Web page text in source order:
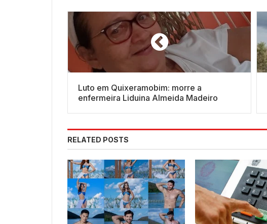
Luto em Quixeramobim: morre a
enfermeira Liduina Almeida Madeiro
RELATED POSTS